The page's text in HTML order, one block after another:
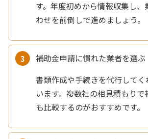
す。年度初めから情報収集し
わせを前倒しで進めましょう。
補助金申請に慣れた業者を選ぶ
書類作成や手続きを代行してく
います。複数社の相見積もり
も比較するのがおすすめです。